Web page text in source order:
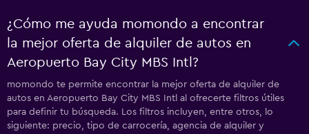
¿Cómo me ayuda momondo a encontrar
la mejor oferta de alquiler de autos en
Aeropuerto Bay City MBS Intl?
momondo te permite encontrar la mejor oferta de alquiler de
autos en Aeropuerto Bay City MBS Intl al ofrecerte filtros útiles
para definir tu búsqueda. Los filtros incluyen, entre otros, lo
siguiente: precio, tipo de carrocería, agencia de alquiler y